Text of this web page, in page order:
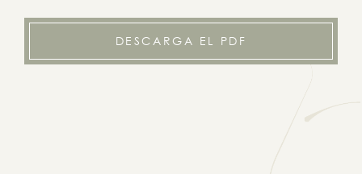
DESCARGA EL PDF